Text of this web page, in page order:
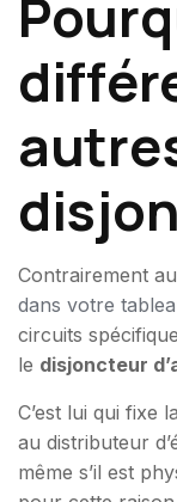
Contrairement
dans votre
circuits
le disjoncteur
C’est lui qui fixe
au distributeur
même s’il est